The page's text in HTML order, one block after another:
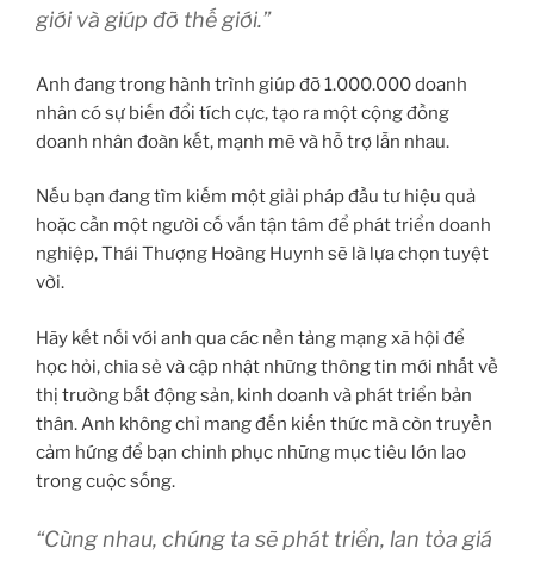
giới và giúp đỡ thế giới.”
Anh đang trong hành trình giúp đỡ 1.000.000 doanh
nhân có sự biến đổi tích cực, tạo ra một cộng đồng
doanh nhân đoàn kết, mạnh mẽ và hỗ trợ lẫn nhau.
Nếu bạn đang tìm kiếm một giải pháp đầu tư hiệu quả
hoặc cần một người cố vấn tận tâm để phát triển doanh
nghiệp, Thái Thượng Hoàng Huynh sẽ là lựa chọn tuyệt
vời.
Hãy kết nối với anh qua các nền tảng mạng xã hội để
học hỏi, chia sẻ và cập nhật những thông tin mới nhất về
thị trường bất động sản, kinh doanh và phát triển bản
thân. Anh không chỉ mang đến kiến thức mà còn truyền
cảm hứng để bạn chinh phục những mục tiêu lớn lao
trong cuộc sống.
“Cùng nhau, chúng ta sẽ phát triển, lan tỏa giá